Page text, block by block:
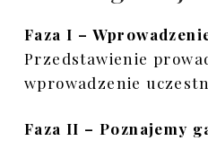
Faza I –
Przedstawienie
wprowadzenie
Faza II – Poznajemy